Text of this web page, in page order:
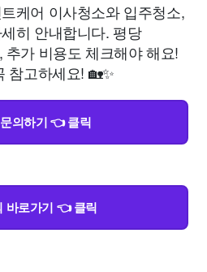
케어 이사청소와 입주청소,
히 안내합니다. 평당
추가 비용도 체크해야 해요!
참고하세요! 🏡✨
의하기 👈 클릭
바로가기 👈 클릭